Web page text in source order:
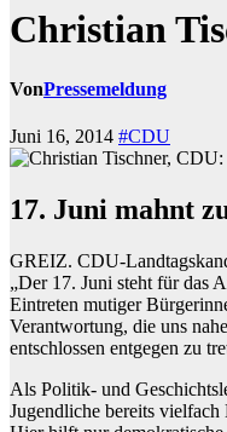
Christian
VonPressemeldung
Juni 16, 2014 #CDU
17. Juni mahnt
GREIZ. CDU-
„Der 17. Juni steht für das
Eintreten mutiger
Verantwortung, die uns
entschlossen entgegen zu
Als Politik- und
Jugendliche bereits